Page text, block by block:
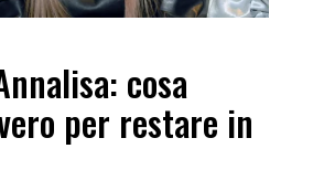
cosa
per restare in